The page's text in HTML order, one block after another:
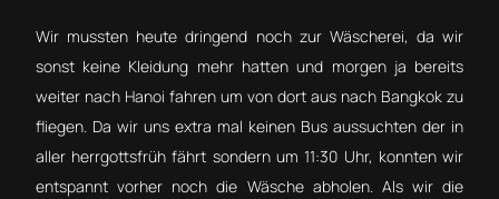
Wir mussten heute dringend noch zur Wäscherei, da wir
sonst keine Kleidung mehr hatten und morgen ja bereits
weiter nach Hanoi fahren um von dort aus nach Bangkok zu
fliegen. Da wir uns extra mal keinen Bus aussuchten der in
aller herrgottsfrüh fährt sondern um 11:30 Uhr, konnten wir
entspannt vorher noch die Wäsche abholen. Als wir die